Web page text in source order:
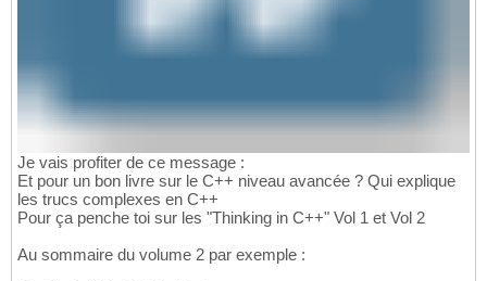
Je vais profiter de ce message :
Et pour un bon livre sur le C++ niveau avancée ? Qui explique
les trucs complexes en C++
Pour ça penche toi sur les "Thinking in C++" Vol 1 et Vol 2
Au sommaire du volume 2 par exemple :